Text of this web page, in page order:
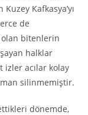
Kafkasya’yı
de
olan bitenlerin
halklar
izler acılar kolay
silinmemiştir.
dönemde,